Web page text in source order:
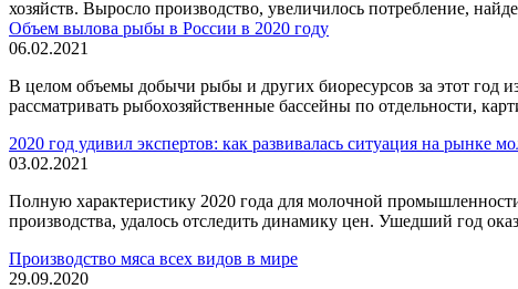
хозяйств. Выросло производство, увеличилось потребление,
Объем вылова рыбы в России в 2020 году
06.02.2021
В целом объемы добычи рыбы и других биоресурсов за этот год
рассматривать рыбохозяйственные бассейны по отдельности,
2020 год удивил экспертов: как развивалась ситуация на рынке
03.02.2021
Полную характеристику 2020 года для молочной
производства, удалось отследить динамику цен. Ушедший год
Производство мяса всех видов в мире
29.09.2020